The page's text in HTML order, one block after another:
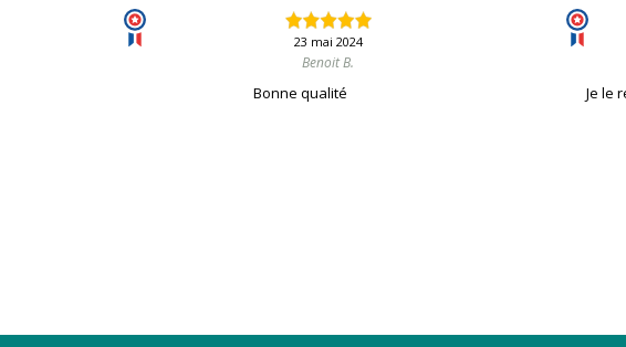
23 mai 2024
Benoit B.
Bonne qualité Je le